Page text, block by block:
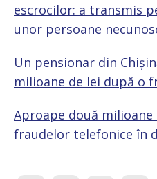
escrocilor: a transmis
unor persoane
Un pensionar din
milioane de lei după o
Aproape două
fraudelor telefonice în